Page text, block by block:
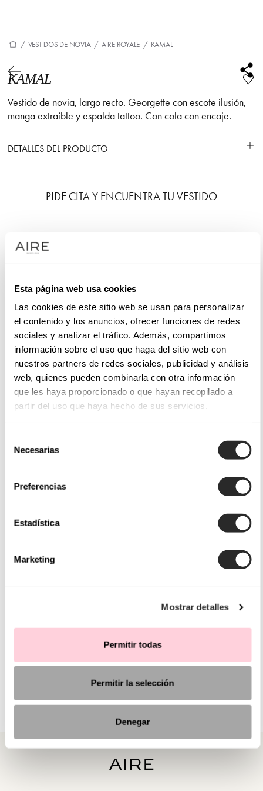
Esta página web usa cookies
Las cookies de este sitio web se usan para personalizar
el contenido y los anuncios, ofrecer funciones de redes
sociales y analizar el tráfico. Además, compartimos
información sobre el uso que haga del sitio web con
nuestros partners de redes sociales, publicidad y análisis
web, quienes pueden combinarla con otra información
que les haya proporcionado o que hayan recopilado a
partir del uso que haya hecho de sus servicios.
Necesarias
Preferencias
Estadística
Marketing
Mostrar detalles
Permitir todas
Permitir la selección
Denegar
/ VESTIDOS DE NOVIA / AIRE ROYALE / KAMAL
KAMAL
Vestido de novia, largo recto. Georgette con escote ilusión,
manga extraíble y espalda tattoo. Con cola con encaje.
DETALLES DEL PRODUCTO
PIDE CITA Y ENCUENTRA TU VESTIDO